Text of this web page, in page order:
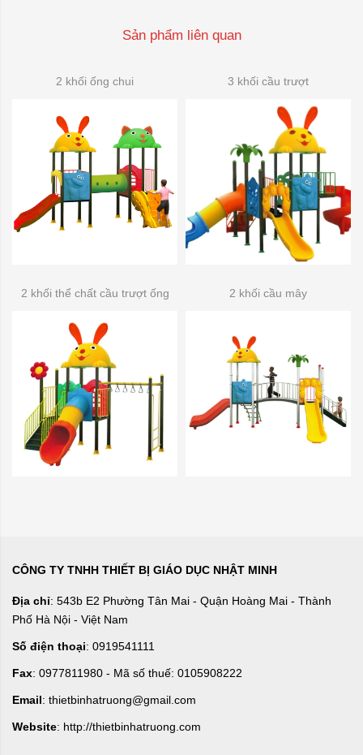
Sản phẩm liên quan
2 khối ống chui 3 khối cầu trượt
2 khối thể chất cầu trượt ống 2 khối cầu mây
CÔNG TY TNHH THIẾT BỊ GIÁO DỤC NHẬT MINH
Địa chỉ: 543b E2 Phường Tân Mai - Quận Hoàng Mai - Thành
Phố Hà Nội - Việt Nam
Số điện thoại: 0919541111
Fax: 0977811980 - Mã số thuế: 0105908222
Email: thietbinhatruong@gmail.com
Website: http://thietbinhatruong.com